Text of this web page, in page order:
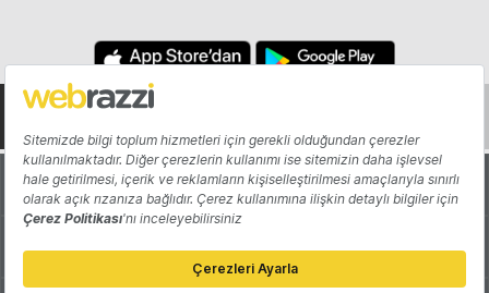
Hakkında Yazarlar
Katkıda Bulun Reklam